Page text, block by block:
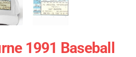
1991 Baseball